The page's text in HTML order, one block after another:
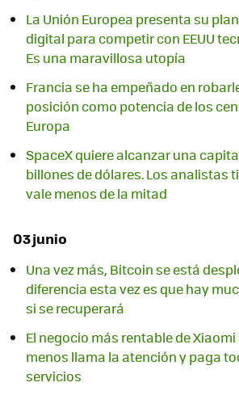
La Unión Europea presenta su
digital para competir con EEUU
Es una maravillosa utopía
Francia se ha empeñado en
posición como potencia de los
Europa
SpaceX quiere alcanzar una
billones de dólares. Los analistas
vale menos de la mitad
03 junio
Una vez más, Bitcoin se está
diferencia esta vez es que hay
si se recuperará
El negocio más rentable de
menos llama la atención y paga
servicios